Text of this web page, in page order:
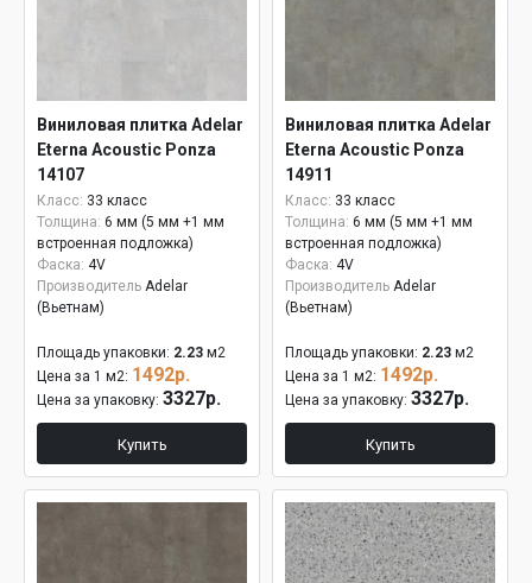
Виниловая плитка Adelar
Eterna Acoustic Ponza
14107
Класс: 33 класс
Толщина: 6 мм (5 мм +1 мм
встроенная подложка)
Фаска: 4V
Производитель Adelar
(Вьетнам)
Площадь упаковки: 2.23 м2
Цена за 1 м2: 1492р.
Цена за упаковку: 3327р.
Купить
Виниловая плитка Adelar
Eterna Acoustic Ponza
14911
Класс: 33 класс
Толщина: 6 мм (5 мм +1 мм
встроенная подложка)
Фаска: 4V
Производитель Adelar
(Вьетнам)
Площадь упаковки: 2.23 м2
Цена за 1 м2: 1492р.
Цена за упаковку: 3327р.
Купить